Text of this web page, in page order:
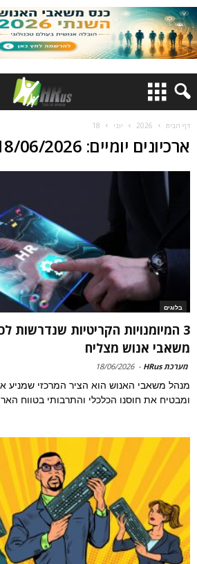
דף הבית 2026 יוני 18
ארכיונים יומיים: 18/06/2026
בלוגים
3 המיומנויות הקריטיות שנדרשות
משאבי אנוש מצליח
מערכת HRus -
18/06/2026
מנהל משאבי האנוש הוא הציר המרכזי שמניע
ומבטיח את חוסנו הכלכלי והתרבותי בטווח